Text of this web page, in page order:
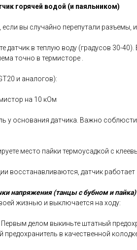
горячей водой (и паяльником)
вы случайно перепутали разъемы,
датчик в теплую воду (градусов 30-
точно в термисторе .
и аналогов):
на 10 кОм
у основания датчика. Важно
место пайки термоусадкой с
восстанавливаются, датчик
напряжения (танцы с бубном и пайка)
жизнью и выключается на ходу:
делом выкиньте штатный
в качественной